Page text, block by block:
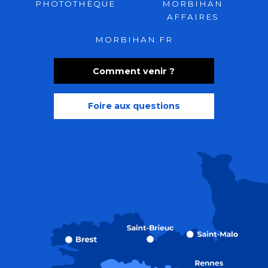
Comment venir ?
Foire aux questions
PHOTOTHÈQUE
MORBIHAN
AFFAIRES
MORBIHAN.FR